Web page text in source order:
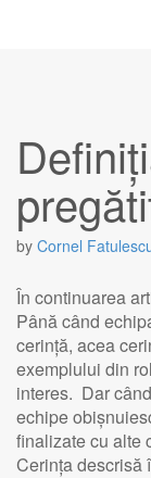
by Cornel
În continuarea
Până când
cerință, acea
exemplului din
interes. Dar
echipe
finalizate cu alte
Cerința descrisă